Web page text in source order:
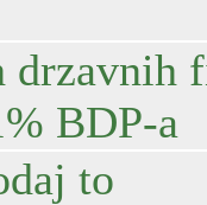
drzavnih
BDP-a
to